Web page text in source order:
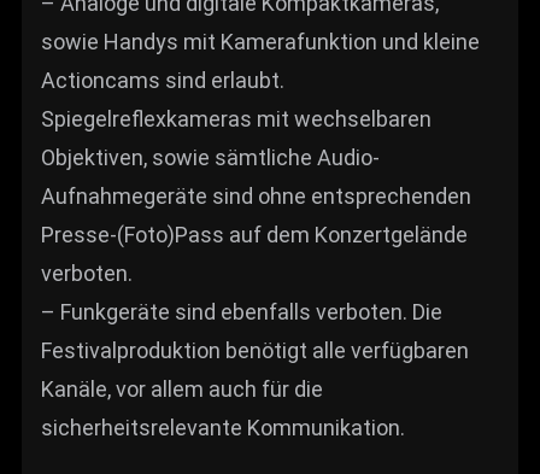
sowie Handys mit Kamerafunktion und kleine
Actioncams sind erlaubt.
Spiegelreflexkameras mit wechselbaren
Objektiven, sowie sämtliche Audio-
Aufnahmegeräte sind ohne entsprechenden
Presse-(Foto)Pass auf dem Konzertgelände
verboten.
– Funkgeräte sind ebenfalls verboten. Die
Festivalproduktion benötigt alle verfügbaren
Kanäle, vor allem auch für die
sicherheitsrelevante Kommunikation.